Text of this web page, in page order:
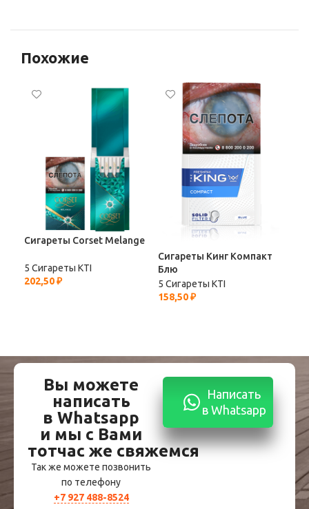
Похожие
Сигареты Corset Melange
5 Сигареты KTI
202,50₽
Сигареты Кинг Компакт
Блю
5 Сигареты KTI
158,50₽
Вы можете
написать
в Whatsapp
и мы с Вами
тотчас же свяжемся
Так же можете позвонить
по телефону
+7 927 488-8524
Написать
в Whatsapp